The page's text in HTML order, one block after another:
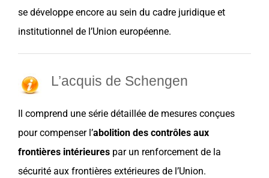
se développe encore au sein du cadre juridique et
institutionnel de l’Union européenne.
L’acquis de Schengen
Il comprend une série détaillée de mesures conçues
pour compenser l’abolition des contrôles aux
frontières intérieures par un renforcement de la
sécurité aux frontières extérieures de l’Union.